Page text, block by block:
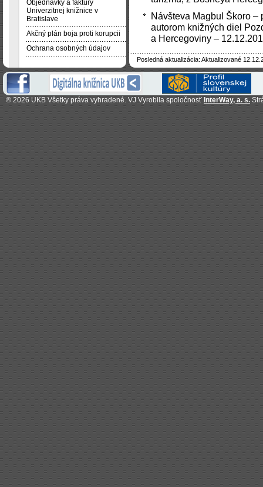
Návšteva Magbul Škoro –
autorom knižných diel
a Hercegoviny –
Posledná aktualizácia: Aktualizované
Objednávky a faktúry
Univerzitnej knižnice v
Bratislave
Akčný plán boja proti korupcii
Ochrana osobných údajov
® 2026 UKB Všetky práva vyhradené. VJ Vyrobila spoločnosť InterWay, a. s.